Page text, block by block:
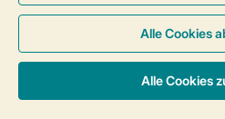
Cookies und Banner